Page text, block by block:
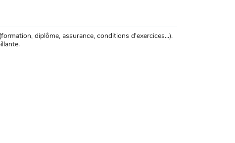
diplôme, assurance, conditions d'exercices...).